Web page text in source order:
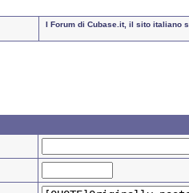
I Forum di Cubase.it, il sito italiano